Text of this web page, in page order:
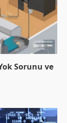
Sorunu ve